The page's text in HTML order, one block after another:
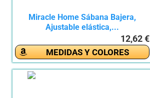
Miracle Home Sábana Bajera,
Ajustable elástica,...
12,62 €
MEDIDAS Y COLORES